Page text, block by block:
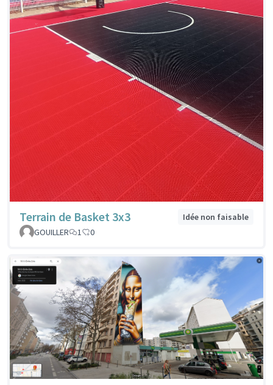
Terrain de Basket 3x3
Idée non faisable
GOUILLER
1 0